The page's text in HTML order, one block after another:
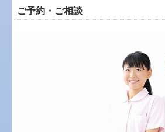
ご予約・ご相談